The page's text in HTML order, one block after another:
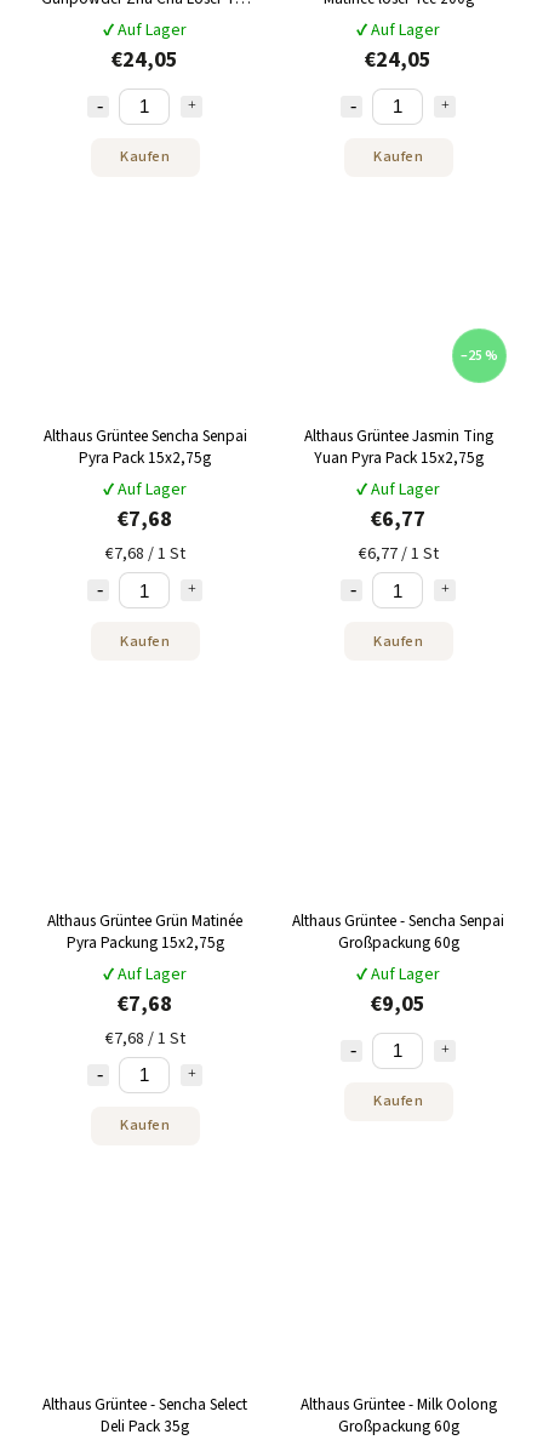
250g
✔ Auf Lager
€24,05
Kaufen
✔ Auf Lager
€24,05
Kaufen
Althaus Grüntee Sencha Senpai
Pyra Pack 15x2,75g
✔ Auf Lager
€7,68
€7,68 / 1 St
Kaufen
–25 %
Althaus Grüntee Jasmin Ting
Yuan Pyra Pack 15x2,75g
✔ Auf Lager
€6,77
€6,77 / 1 St
Kaufen
Althaus Grüntee Grün Matinée
Pyra Packung 15x2,75g
✔ Auf Lager
€7,68
€7,68 / 1 St
Kaufen
Althaus Grüntee - Sencha Senpai
Großpackung 60g
✔ Auf Lager
€9,05
Kaufen
Althaus Grüntee - Sencha Select
Deli Pack 35g
Althaus Grüntee - Milk Oolong
Großpackung 60g